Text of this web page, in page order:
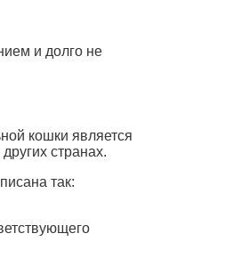
и долго не
кошки является
странах.
так: